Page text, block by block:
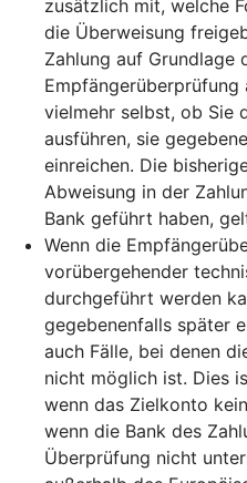
zusätzlich mit, welche
die Überweisung
Zahlung auf Grundlage
Empfängerüberprüfung
vielmehr selbst, ob Sie
ausführen, sie
einreichen. Die
Abweisung in der
Bank geführt haben,
Wenn die
vorübergehender
durchgeführt werden
gegebenenfalls später
auch Fälle, bei denen
nicht möglich ist. Dies
wenn das Zielkonto
wenn die Bank des
Überprüfung nicht